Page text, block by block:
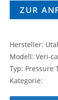
ZUR
Hersteller:
Modell: Veri-
Typ: Pressure
Kategorie: